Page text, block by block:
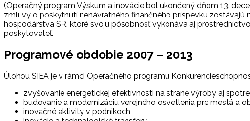
(Operačný program Výskum a inovácie bol ukončený dňom 13.
zmluvy o poskytnutí nenávratného finančného príspevku
hospodárstva SR, ktoré svoju pôsobnosť vykonáva aj
poskytovateľ.
Programové obdobie 2007 – 2013
Úlohou SIEA je v rámci Operačného programu
zvyšovanie energetickej efektívnosti na strane výroby aj
budovanie a modernizáciu verejného osvetlenia pre mestá a
inovačné aktivity v podnikoch